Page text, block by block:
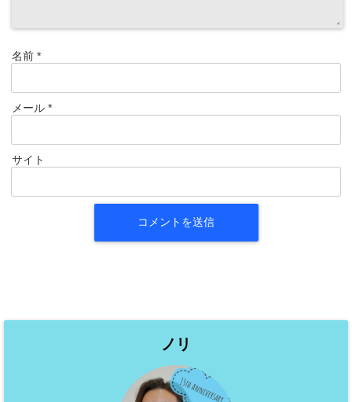
名前 *
メール *
サイト
ノリ